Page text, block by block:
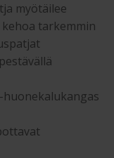
myötäilee
tarkemmin